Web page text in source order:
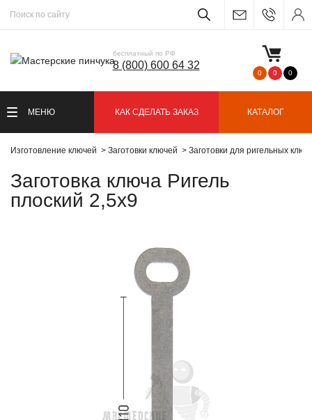
бесплатный по РФ
8 (800) 600 64 32
0 0 0
МЕНЮ КАК СДЕЛАТЬ ЗАКАЗ КАТАЛОГ
Изготовление ключей Заготовки ключей Заготовки для ригельных
Заготовка ключа Ригель
плоский 2,5х9